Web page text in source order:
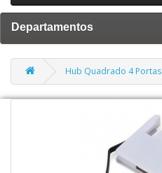
Departamentos
Hub Quadrado 4 Portas